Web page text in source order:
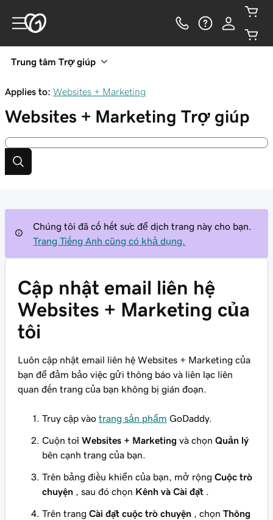
Trung tâm Trợ giúp
Applies to: Websites + Marketing
Websites + Marketing Trợ giúp
Chúng tôi đã cố hết sức để dịch trang này cho bạn.
Trang Tiếng Anh cũng có khả dụng.
Cập nhật email liên hệ
Websites + Marketing của
tôi
Luôn cập nhật email liên hệ Websites + Marketing của
bạn để đảm bảo việc gửi thông báo và liên lạc liên
quan đến trang của bạn không bị gián đoạn.
Truy cập vào trang sản phẩm GoDaddy.
Cuộn tới Websites + Marketing và chọn Quản lý
bên cạnh trang của bạn.
Trên bảng điều khiển của bạn, mở rộng Cuộc trò
chuyện , sau đó chọn Kênh và Cài đặt
Trên trang Cài đặt cuộc trò chuyện , chọn Thông